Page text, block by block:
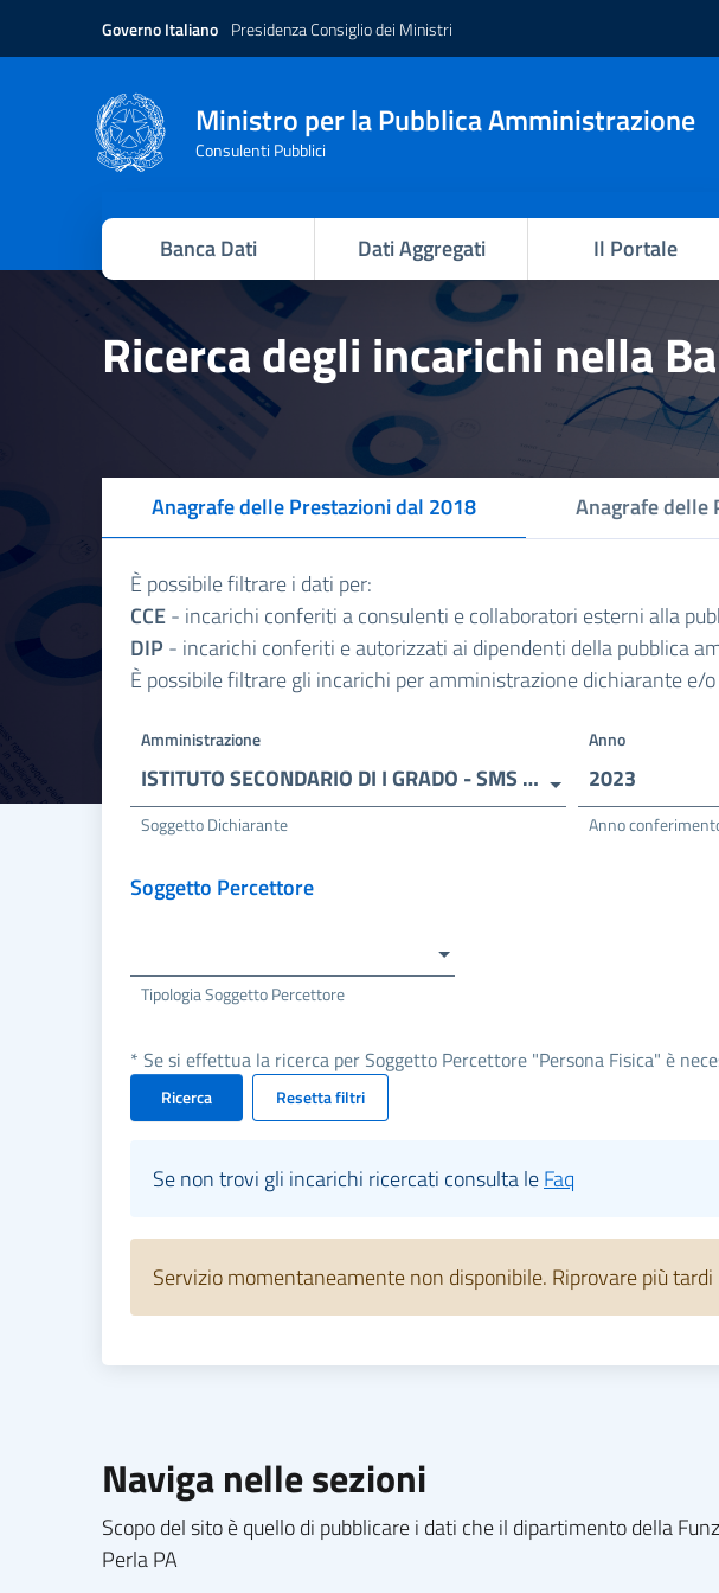
Governo Italiano Presidenza Consiglio dei Ministri
Ministro per la Pubblica Amministrazione
Consulenti Pubblici
Banca Dati Dati Aggregati Il Portale
Ricerca degli incarichi nella
Anagrafe delle Prestazioni dal 2018 Anagrafe delle
È possibile filtrare i dati per:
CCE- incarichi conferiti a consulenti e collaboratori esterni alla
DIP - incarichi conferiti e autorizzati ai dipendenti della pubblica
È possibile filtrare gli incarichi per amministrazione dichiarante e/
Amministrazione
ISTITUTO SECONDARIO DI I GRADO - SMS DANTE ALIGHIERI
Soggetto Dichiarante
Anno
2023
Anno
Soggetto Percettore
Tipologia Soggetto Percettore
* Se si effettua la ricerca per Soggetto Percettore "Persona Fisica" è
Ricerca Resetta filtri
Se non trovi gli incarichi ricercati consulta leFaq
Servizio momentaneamente non disponibile. Riprovare più tardi
Naviga nelle sezioni
Scopo del sito è quello di pubblicare i dati che il dipartimento della
Perla PA